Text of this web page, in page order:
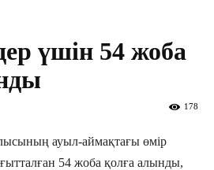
үшін 54 жоба
178
ауыл-аймақтағы өмір
54 жоба қолға алынды,